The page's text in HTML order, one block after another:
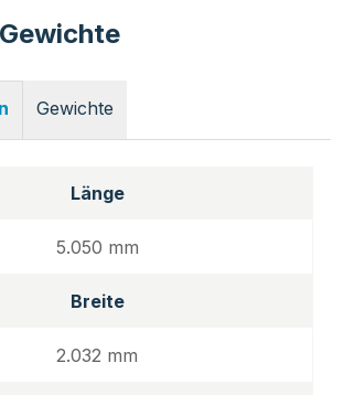
Gewichte
Länge
5.050 mm
Breite
2.032 mm